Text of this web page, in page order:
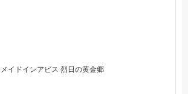
メイドインアビス 烈日の黄金郷